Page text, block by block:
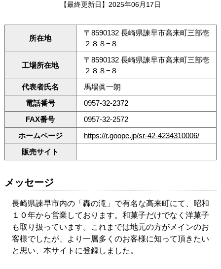
【最終更新日】2025年06月17日
所在地
〒8590132 長崎県諫早市高来町三部壱
２８８−８
工場所在地
〒8590132 長崎県諫早市高来町三部壱
２８８−８
代表者氏名
馬場眞一朗
電話番号
0957-32-2372
FAX番号
0957-32-2572
ホームページ
https://r.goope.jp/sr-42-4234310006/
販売サイト
メッセージ
長崎県諫早市内の「轟の滝」で有名な高来町にて、昭和
１０年から営業しております。和菓子だけでなく洋菓子
も取り扱っています。これまでは地元の方がメインのお
客様でしたが、より一層多くのお客様に知って頂きたい
と思い、本サイトに登録しました。